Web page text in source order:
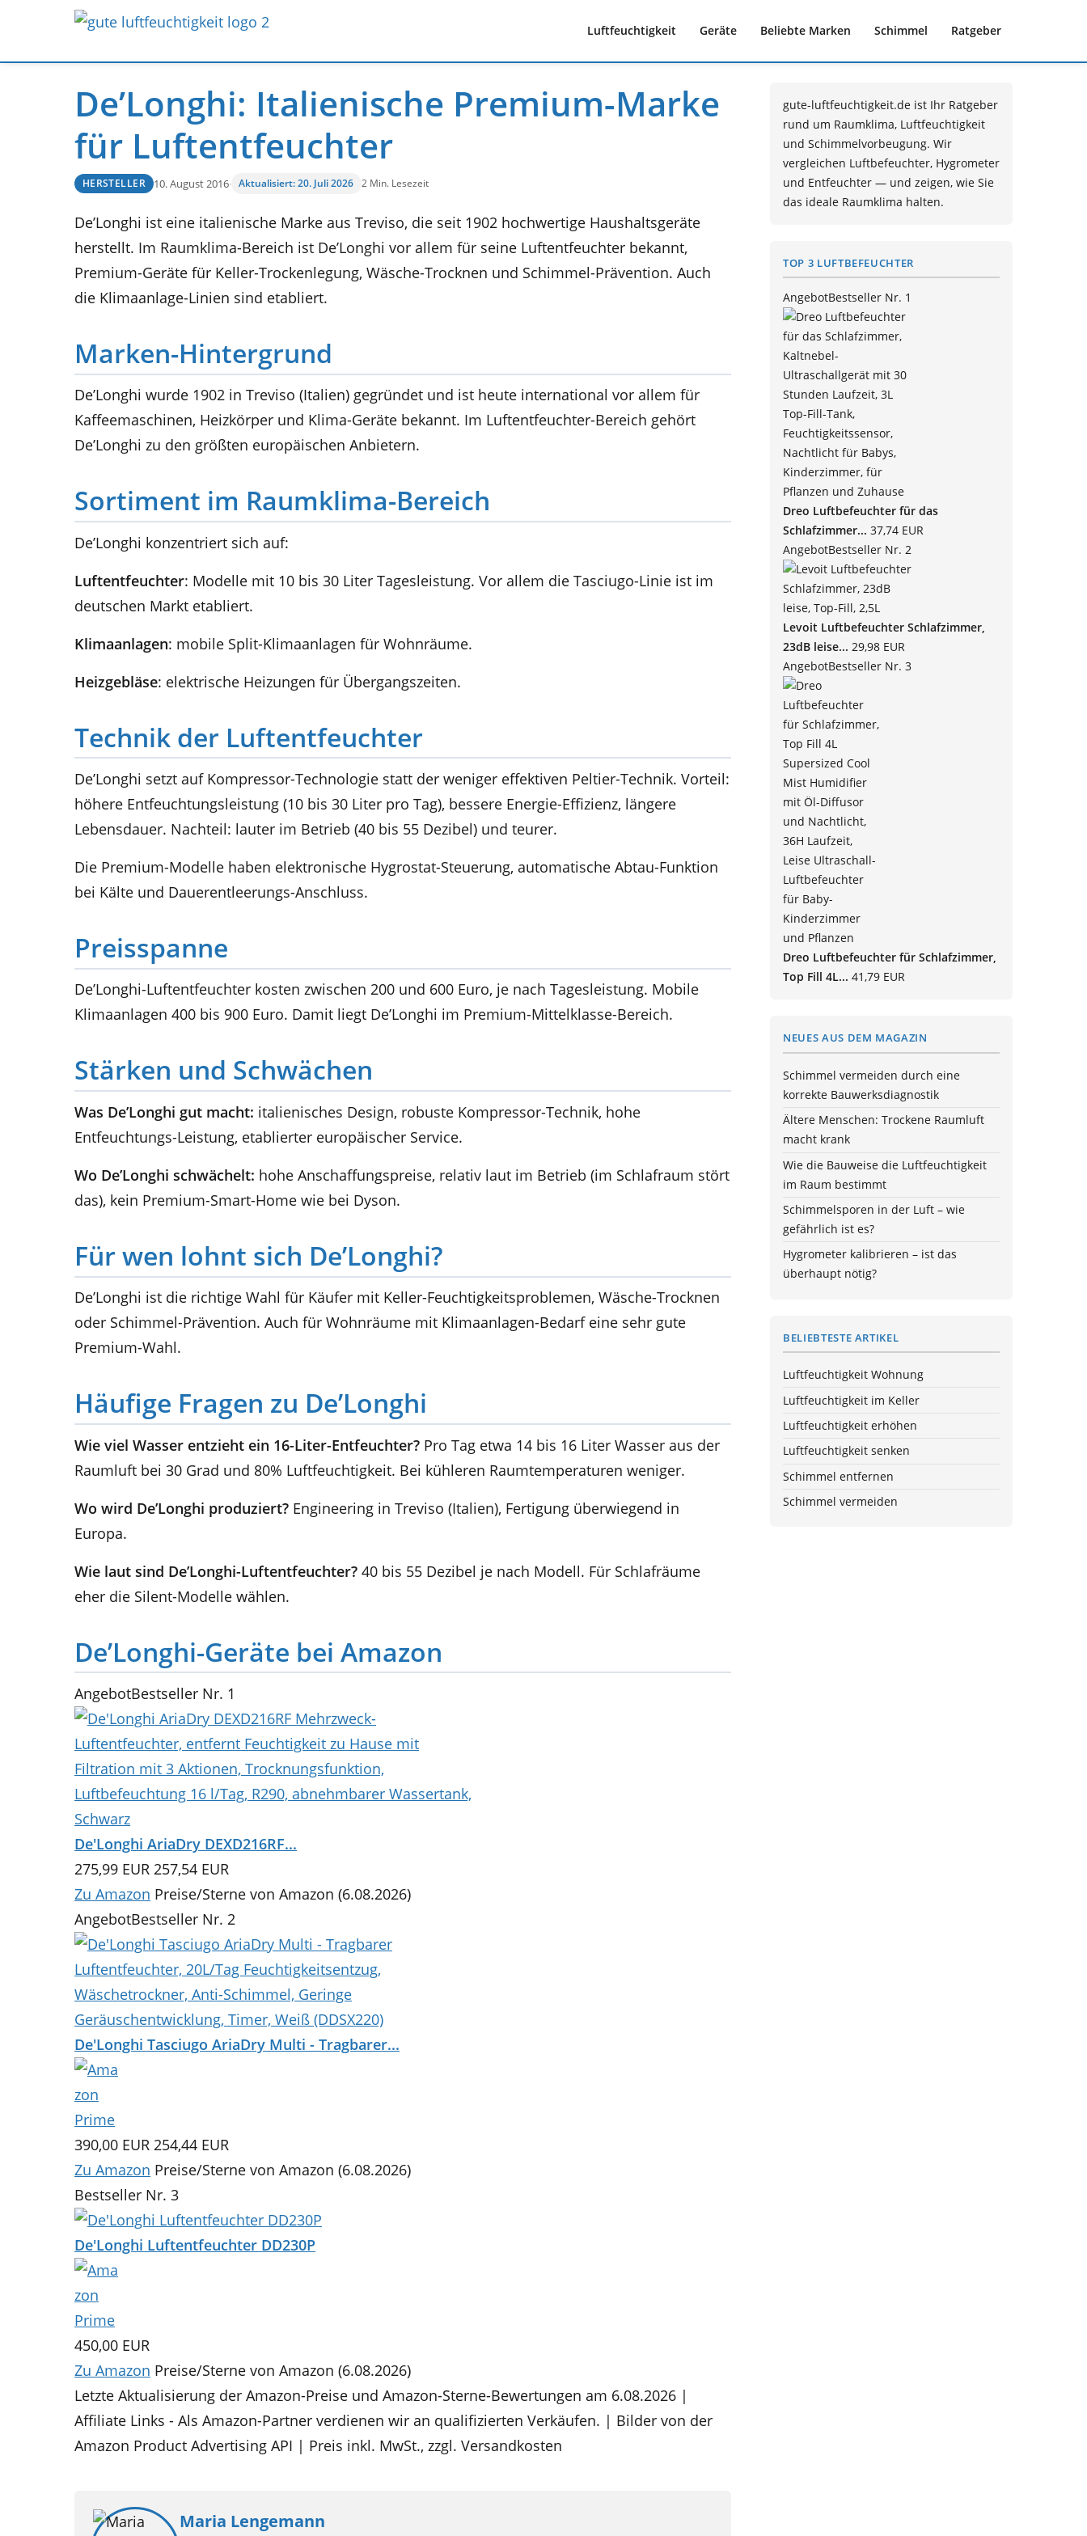
Luftfeuchtigkeit Geräte Beliebte Marken Schimmel Ratgeber
De’Longhi: Italienische Premium-Marke
für Luftentfeuchter
HERSTELLER 10. August 2016· Aktualisiert: 20. Juli 2026 2 Min. Lesezeit
De’Longhi ist eine italienische Marke aus Treviso, die seit 1902 hochwertige Haushaltsgeräte
herstellt. Im Raumklima-Bereich ist De’Longhi vor allem für seine Luftentfeuchter bekannt,
Premium-Geräte für Keller-Trockenlegung, Wäsche-Trocknen und Schimmel-Prävention. Auch
die Klimaanlage-Linien sind etabliert.
Marken-Hintergrund
De’Longhi wurde 1902 in Treviso (Italien) gegründet und ist heute international vor allem für
Kaffeemaschinen, Heizkörper und Klima-Geräte bekannt. Im Luftentfeuchter-Bereich gehört
De’Longhi zu den größten europäischen Anbietern.
Sortiment im Raumklima-Bereich
De’Longhi konzentriert sich auf:
Luftentfeuchter: Modelle mit 10 bis 30 Liter Tagesleistung. Vor allem die Tasciugo-Linie ist im
deutschen Markt etabliert.
Klimaanlagen: mobile Split-Klimaanlagen für Wohnräume.
Heizgebläse: elektrische Heizungen für Übergangszeiten.
Technik der Luftentfeuchter
De’Longhi setzt auf Kompressor-Technologie statt der weniger effektiven Peltier-Technik. Vorteil:
höhere Entfeuchtungsleistung (10 bis 30 Liter pro Tag), bessere Energie-Effizienz, längere
Lebensdauer. Nachteil: lauter im Betrieb (40 bis 55 Dezibel) und teurer.
Die Premium-Modelle haben elektronische Hygrostat-Steuerung, automatische Abtau-Funktion
bei Kälte und Dauerentleerungs-Anschluss.
Preisspanne
De’Longhi-Luftentfeuchter kosten zwischen 200 und 600 Euro, je nach Tagesleistung. Mobile
Klimaanlagen 400 bis 900 Euro. Damit liegt De’Longhi im Premium-Mittelklasse-Bereich.
Stärken und Schwächen
Was De’Longhi gut macht: italienisches Design, robuste Kompressor-Technik, hohe
Entfeuchtungs-Leistung, etablierter europäischer Service.
Wo De’Longhi schwächelt: hohe Anschaffungspreise, relativ laut im Betrieb (im Schlafraum stört
das), kein Premium-Smart-Home wie bei Dyson.
Für wen lohnt sich De’Longhi?
De’Longhi ist die richtige Wahl für Käufer mit Keller-Feuchtigkeitsproblemen, Wäsche-Trocknen
oder Schimmel-Prävention. Auch für Wohnräume mit Klimaanlagen-Bedarf eine sehr gute
Premium-Wahl.
Häufige Fragen zu De’Longhi
Wie viel Wasser entzieht ein 16-Liter-Entfeuchter? Pro Tag etwa 14 bis 16 Liter Wasser aus der
Raumluft bei 30 Grad und 80% Luftfeuchtigkeit. Bei kühleren Raumtemperaturen weniger.
Wo wird De’Longhi produziert? Engineering in Treviso (Italien), Fertigung überwiegend in
Europa.
Wie laut sind De’Longhi-Luftentfeuchter? 40 bis 55 Dezibel je nach Modell. Für Schlafräume
eher die Silent-Modelle wählen.
De’Longhi-Geräte bei Amazon
AngebotBestseller Nr. 1
De'Longhi AriaDry DEXD216RF...
275,99 EUR 257,54 EUR
Zu Amazon Preise/Sterne von Amazon (6.08.2026)
AngebotBestseller Nr. 2
De'Longhi Tasciugo AriaDry Multi - Tragbarer...
390,00 EUR 254,44 EUR
Zu Amazon Preise/Sterne von Amazon (6.08.2026)
Bestseller Nr. 3
De'Longhi Luftentfeuchter DD230P
450,00 EUR
Zu Amazon Preise/Sterne von Amazon (6.08.2026)
Letzte Aktualisierung der Amazon-Preise und Amazon-Sterne-Bewertungen am 6.08.2026 |
Affiliate Links - Als Amazon-Partner verdienen wir an qualifizierten Verkäufen. | Bilder von der
Amazon Product Advertising API | Preis inkl. MwSt., zzgl. Versandkosten
Maria Lengemann
gute-luftfeuchtigkeit.de ist Ihr Ratgeber
rund um Raumklima, Luftfeuchtigkeit
und Schimmelvorbeugung. Wir
vergleichen Luftbefeuchter, Hygrometer
und Entfeuchter — und zeigen, wie Sie
das ideale Raumklima halten.
TOP 3 LUFTBEFEUCHTER
AngebotBestseller Nr. 1
Dreo Luftbefeuchter für das
Schlafzimmer... 37,74 EUR
AngebotBestseller Nr. 2
Levoit Luftbefeuchter Schlafzimmer,
23dB leise... 29,98 EUR
AngebotBestseller Nr. 3
Dreo Luftbefeuchter für Schlafzimmer,
Top Fill 4L... 41,79 EUR
NEUES AUS DEM MAGAZIN
Schimmel vermeiden durch eine
korrekte Bauwerksdiagnostik
Ältere Menschen: Trockene Raumluft
macht krank
Wie die Bauweise die Luftfeuchtigkeit
im Raum bestimmt
Schimmelsporen in der Luft – wie
gefährlich ist es?
Hygrometer kalibrieren – ist das
überhaupt nötig?
BELIEBTESTE ARTIKEL
Luftfeuchtigkeit Wohnung
Luftfeuchtigkeit im Keller
Luftfeuchtigkeit erhöhen
Luftfeuchtigkeit senken
Schimmel entfernen
Schimmel vermeiden